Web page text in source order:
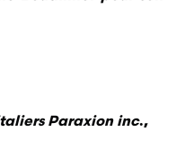
Paraxion inc.,